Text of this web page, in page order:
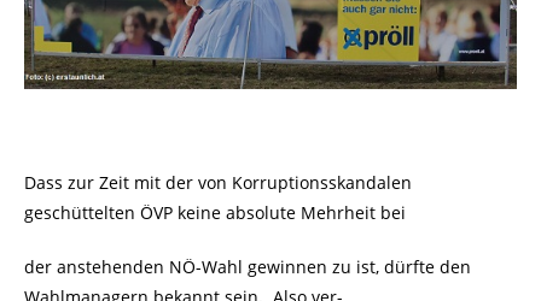
Dass zur Zeit mit der von Korruptionsskandalen
geschüttelten ÖVP keine absolute Mehrheit bei
der anstehenden NÖ-Wahl gewinnen zu ist, dürfte den